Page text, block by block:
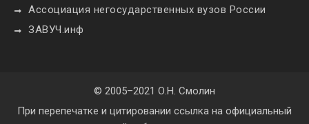
Ассоциация негосударственных вузов России
ЗАВУЧ.инф
© 2005–2021 О.Н. Смолин
При перепечатке и цитировании ссылка на официальный